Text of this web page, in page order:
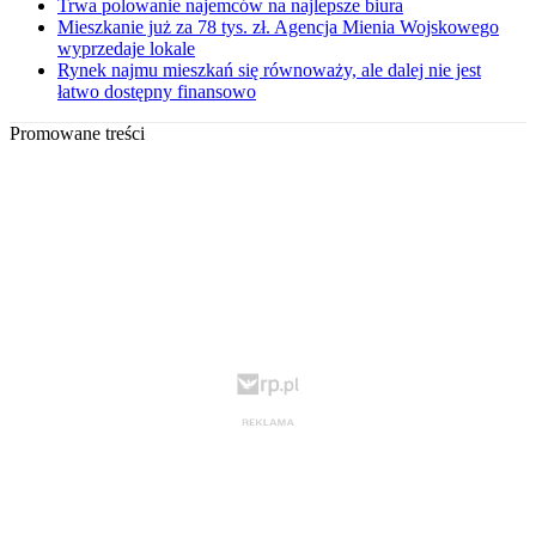
Trwa polowanie najemców na najlepsze biura
Mieszkanie już za 78 tys. zł. Agencja Mienia Wojskowego
wyprzedaje lokale
Rynek najmu mieszkań się równoważy, ale dalej nie jest
łatwo dostępny finansowo
Promowane treści